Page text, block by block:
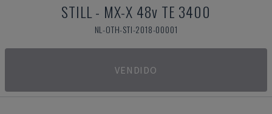
STILL- MX-X 48v TE 3400
NL-OTH-STI-2018-00001
VENDIDO